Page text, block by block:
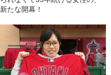
新たな開幕！